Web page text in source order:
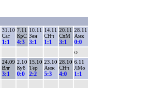
31.10
Сат
1:1
7.11
КрС
4:3
10.11
Зен
3:1
14.11
СНч
1:1
20.11
СпМ
3:1
28.11
Амк
0:0
о
24.09
Влг
3:1
2.10
Куб
0:0
15.10
Тер
2:2
23.10
Анж
5:3
28.10
СНч
4:0
6.11
ЛМо
1:1